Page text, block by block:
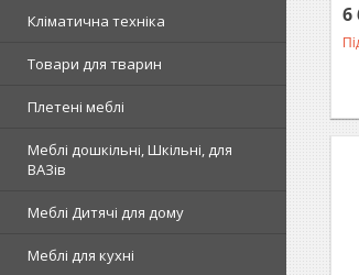
Кліматична техніка
Товари для тварин
Плетені меблі
Меблі дошкільні, Шкільні, для
ВАЗів
Меблі Дитячі для дому
Меблі для кухні
6